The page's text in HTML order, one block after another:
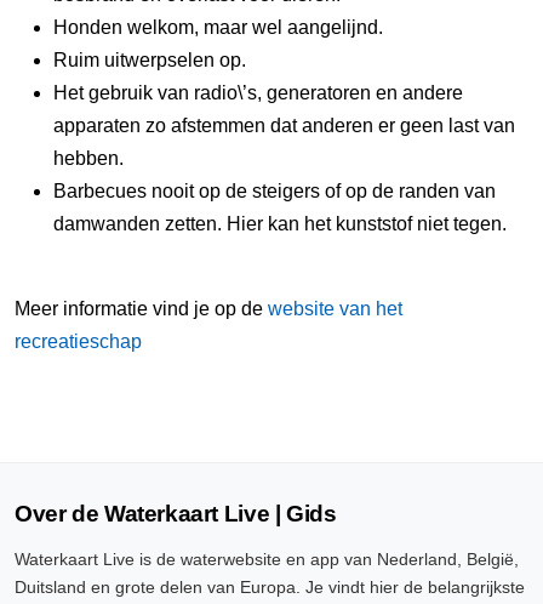
Honden welkom, maar wel aangelijnd.
Ruim uitwerpselen op.
Het gebruik van radio\’s, generatoren en andere
apparaten zo afstemmen dat anderen er geen last van
hebben.
Barbecues nooit op de steigers of op de randen van
damwanden zetten. Hier kan het kunststof niet tegen.
Meer informatie vind je op de website van het
recreatieschap
Over de Waterkaart Live | Gids
Waterkaart Live is de waterwebsite en app van Nederland, België,
Duitsland en grote delen van Europa. Je vindt hier de belangrijkste